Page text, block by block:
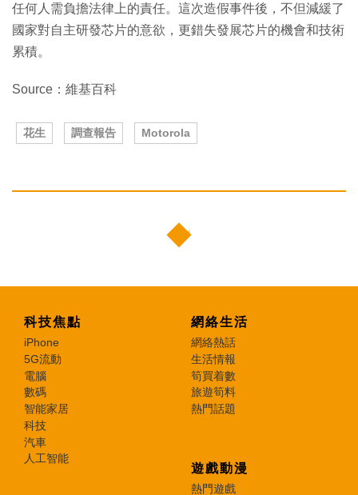
任何人需負擔法律上的責任。這次造假事件後，不但減緩了
國家對自主研發芯片的意欲，更錯失發展芯片的機會和技術
累積。
Source：維基百科
花生 調查報告 Motorola
科技焦點
iPhone
5G流動
電腦
數碼
智能家居
科技
汽車
人工智能
網絡生活
網絡熱話
生活情報
筍買着數
旅遊筍料
熱門話題
遊戲動漫
熱門遊戲